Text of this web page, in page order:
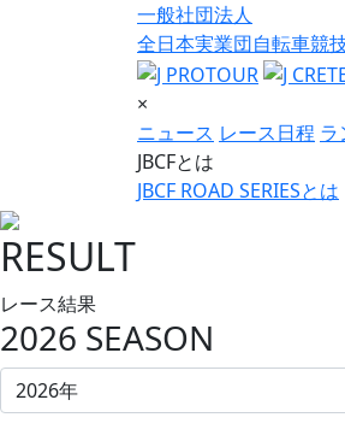
一般社団法人
全日本実業団自転車競
×
ニュース レース日程 ラ
JBCFとは
JBCF ROAD SERIESとは
RESULT
レース結果
2026 SEASON